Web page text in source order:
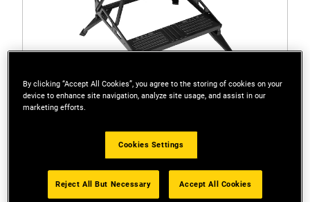
Banco da lavoro STANLEY® a doppia altezza
By clicking “Accept All Cookies”, you agree to the storing of cookies on your
device to enhance site navigation, analyze site usage, and assist in our
marketing efforts.
Cookies Settings
Reject All But Necessary Accept All Cookies